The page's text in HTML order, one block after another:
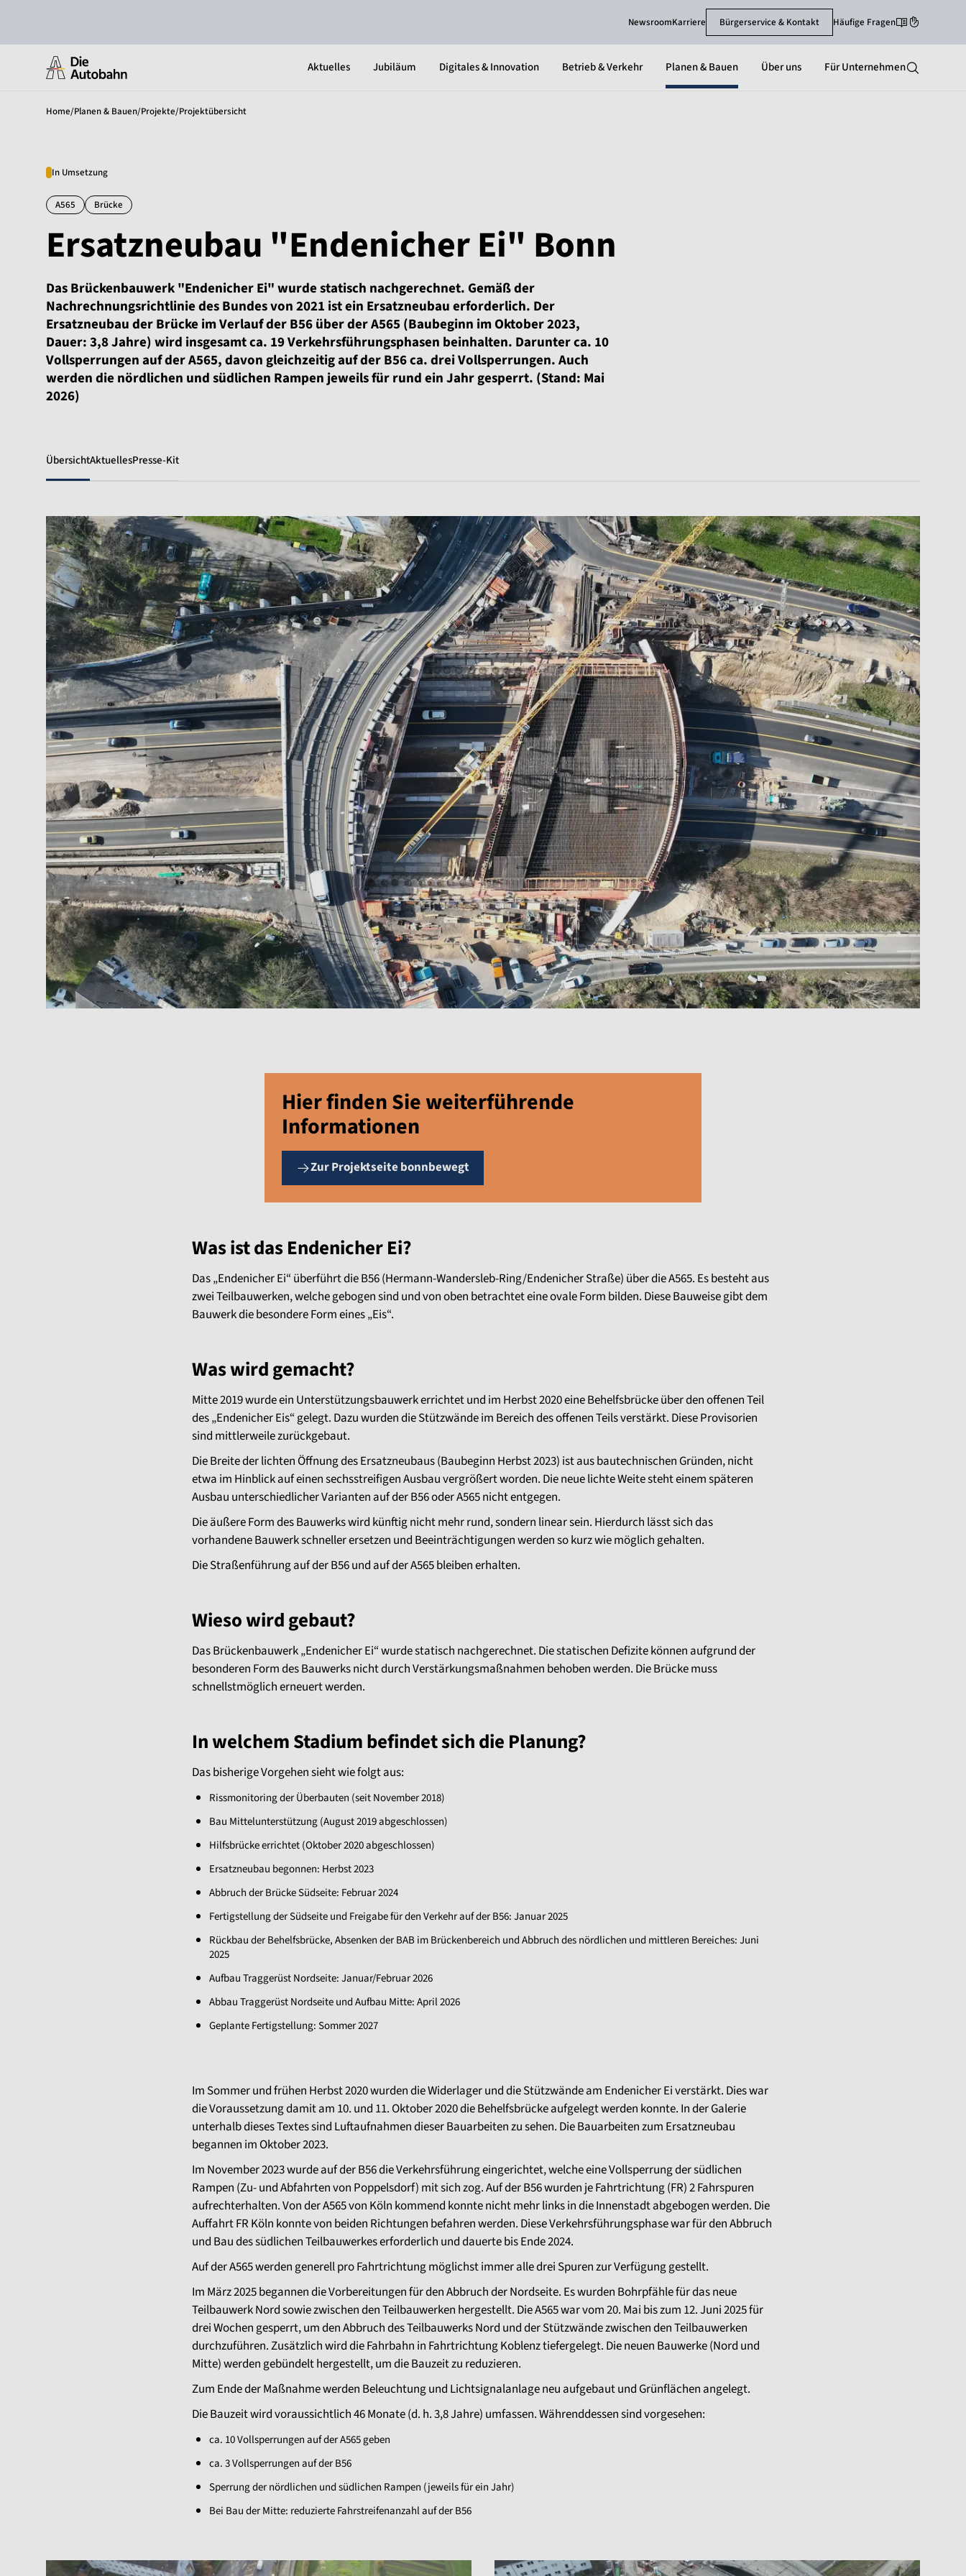
NewsroomKarriere Bürgerservice & Kontakt Häufige FragenLeichte Sprache
Aktuelles Jubiläum Digitales & Innovation Betrieb & Verkehr Planen & Bauen Über uns Für Unternehmen
Home/Planen & Bauen/Projekte/Projektübersicht
In Umsetzung
A565 Brücke
Ersatzneubau "Endenicher Ei" Bonn
Das Brückenbauwerk "Endenicher Ei" wurde statisch nachgerechnet. Gemäß der
Nachrechnungsrichtlinie des Bundes von 2021 ist ein Ersatzneubau erforderlich. Der
Ersatzneubau der Brücke im Verlauf der B56 über der A565 (Baubeginn im Oktober 2023,
Dauer: 3,8 Jahre) wird insgesamt ca. 19 Verkehrsführungsphasen beinhalten. Darunter ca. 10
Vollsperrungen auf der A565, davon gleichzeitig auf der B56 ca. drei Vollsperrungen. Auch
werden die nördlichen und südlichen Rampen jeweils für rund ein Jahr gesperrt. (Stand: Mai
2026)
ÜbersichtAktuellesPresse-Kit
Hier finden Sie weiterführende
Informationen
Zur Projektseite bonnbewegt
Was ist das Endenicher Ei?
Das „Endenicher Ei“ überführt die B56 (Hermann-Wandersleb-Ring/Endenicher Straße) über die A565. Es besteht aus
zwei Teilbauwerken, welche gebogen sind und von oben betrachtet eine ovale Form bilden. Diese Bauweise gibt dem
Bauwerk die besondere Form eines „Eis“.
Was wird gemacht?
Mitte 2019 wurde ein Unterstützungsbauwerk errichtet und im Herbst 2020 eine Behelfsbrücke über den offenen Teil
des „Endenicher Eis“ gelegt. Dazu wurden die Stützwände im Bereich des offenen Teils verstärkt. Diese Provisorien
sind mittlerweile zurückgebaut.
Die Breite der lichten Öffnung des Ersatzneubaus (Baubeginn Herbst 2023) ist aus bautechnischen Gründen, nicht
etwa im Hinblick auf einen sechsstreifigen Ausbau vergrößert worden. Die neue lichte Weite steht einem späteren
Ausbau unterschiedlicher Varianten auf der B56 oder A565 nicht entgegen.
Die äußere Form des Bauwerks wird künftig nicht mehr rund, sondern linear sein. Hierdurch lässt sich das
vorhandene Bauwerk schneller ersetzen und Beeinträchtigungen werden so kurz wie möglich gehalten.
Die Straßenführung auf der B56 und auf der A565 bleiben erhalten.
Wieso wird gebaut?
Das Brückenbauwerk „Endenicher Ei“ wurde statisch nachgerechnet. Die statischen Defizite können aufgrund der
besonderen Form des Bauwerks nicht durch Verstärkungsmaßnahmen behoben werden. Die Brücke muss
schnellstmöglich erneuert werden.
In welchem Stadium befindet sich die Planung?
Das bisherige Vorgehen sieht wie folgt aus:
Rissmonitoring der Überbauten (seit November 2018)
Bau Mittelunterstützung (August 2019 abgeschlossen)
Hilfsbrücke errichtet (Oktober 2020 abgeschlossen)
Ersatzneubau begonnen: Herbst 2023
Abbruch der Brücke Südseite: Februar 2024
Fertigstellung der Südseite und Freigabe für den Verkehr auf der B56: Januar 2025
Rückbau der Behelfsbrücke, Absenken der BAB im Brückenbereich und Abbruch des nördlichen und mittleren Bereiches: Juni
2025
Aufbau Traggerüst Nordseite: Januar/Februar 2026
Abbau Traggerüst Nordseite und Aufbau Mitte: April 2026
Geplante Fertigstellung: Sommer 2027
Im Sommer und frühen Herbst 2020 wurden die Widerlager und die Stützwände am Endenicher Ei verstärkt. Dies war
die Voraussetzung damit am 10. und 11. Oktober 2020 die Behelfsbrücke aufgelegt werden konnte. In der Galerie
unterhalb dieses Textes sind Luftaufnahmen dieser Bauarbeiten zu sehen. Die Bauarbeiten zum Ersatzneubau
begannen im Oktober 2023.
Im November 2023 wurde auf der B56 die Verkehrsführung eingerichtet, welche eine Vollsperrung der südlichen
Rampen (Zu- und Abfahrten von Poppelsdorf) mit sich zog. Auf der B56 wurden je Fahrtrichtung (FR) 2 Fahrspuren
aufrechterhalten. Von der A565 von Köln kommend konnte nicht mehr links in die Innenstadt abgebogen werden. Die
Auffahrt FR Köln konnte von beiden Richtungen befahren werden. Diese Verkehrsführungsphase war für den Abbruch
und Bau des südlichen Teilbauwerkes erforderlich und dauerte bis Ende 2024.
Auf der A565 werden generell pro Fahrtrichtung möglichst immer alle drei Spuren zur Verfügung gestellt.
Im März 2025 begannen die Vorbereitungen für den Abbruch der Nordseite. Es wurden Bohrpfähle für das neue
Teilbauwerk Nord sowie zwischen den Teilbauwerken hergestellt. Die A565 war vom 20. Mai bis zum 12. Juni 2025 für
drei Wochen gesperrt, um den Abbruch des Teilbauwerks Nord und der Stützwände zwischen den Teilbauwerken
durchzuführen. Zusätzlich wird die Fahrbahn in Fahrtrichtung Koblenz tiefergelegt. Die neuen Bauwerke (Nord und
Mitte) werden gebündelt hergestellt, um die Bauzeit zu reduzieren.
Zum Ende der Maßnahme werden Beleuchtung und Lichtsignalanlage neu aufgebaut und Grünflächen angelegt.
Die Bauzeit wird voraussichtlich 46 Monate (d. h. 3,8 Jahre) umfassen. Währenddessen sind vorgesehen:
ca. 10 Vollsperrungen auf der A565 geben
ca. 3 Vollsperrungen auf der B56
Sperrung der nördlichen und südlichen Rampen (jeweils für ein Jahr)
Bei Bau der Mitte: reduzierte Fahrstreifenanzahl auf der B56